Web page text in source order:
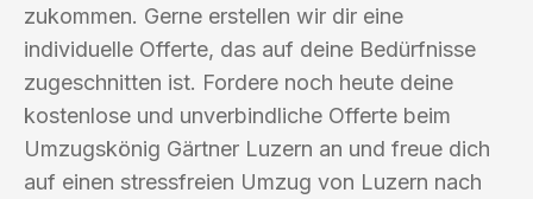
zukommen. Gerne erstellen wir dir eine
individuelle Offerte, das auf deine Bedürfnisse
zugeschnitten ist. Fordere noch heute deine
kostenlose und unverbindliche Offerte beim
Umzugskönig Gärtner Luzern an und freue dich
auf einen stressfreien Umzug von Luzern nach